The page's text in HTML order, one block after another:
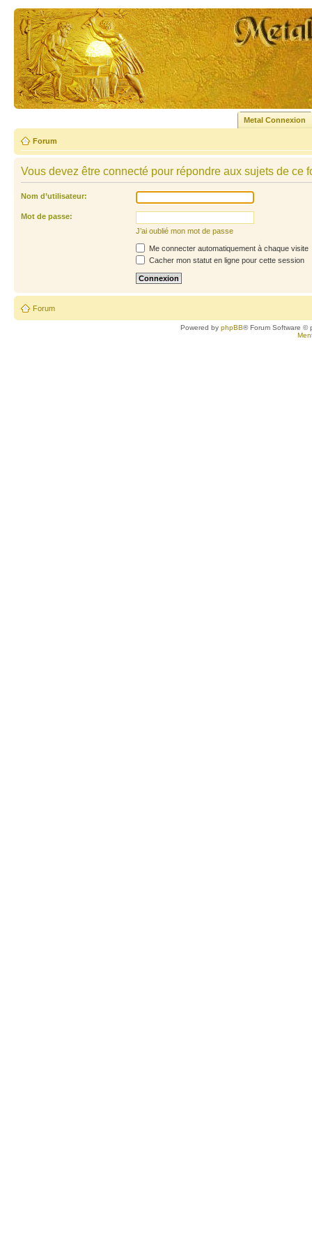
Metal Connexion
Forum
Vous devez être connecté pour répondre aux sujets de ce
Nom d’utilisateur:
Mot de passe:
J’ai oublié mon mot de passe
Me connecter automatiquement à chaque visite
Cacher mon statut en ligne pour cette session
Forum
Powered byphpBB® Forum Software ©